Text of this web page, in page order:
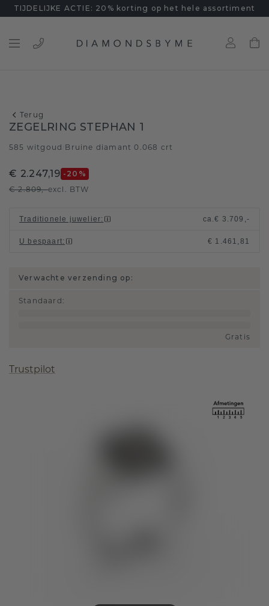
TIJDELIJKE ACTIE: 20% korting op het hele assortiment
Terug
ZEGELRING STEPHAN 1
585 witgoud Bruine diamant 0.068 crt
€ 2.247,19 -20 %
€ 2.809,-excl. BTW
Traditionele juwelier: ca.€ 3.709,-
U bespaart: € 1.461,81
Verwachte verzending op:
Standaard :
Gratis
Trustpilot